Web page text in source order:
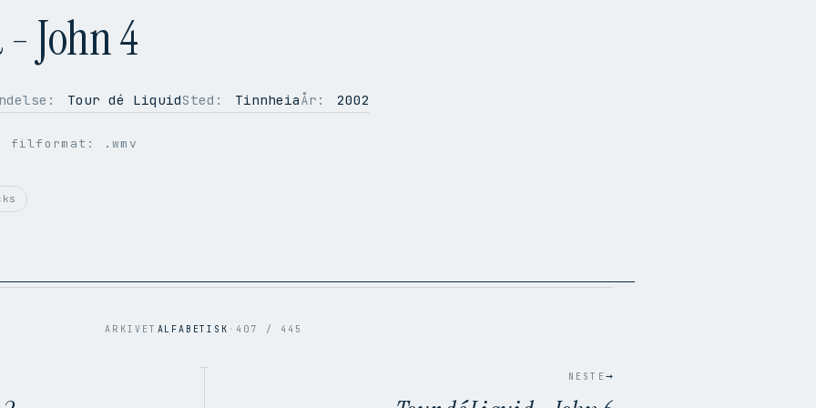
John 4
Tour dé LiquidSted: TinnheiaÅr: 2002
filformat: .wmv
ARKIVET ALFABETISK · 407 / 445
NESTE→